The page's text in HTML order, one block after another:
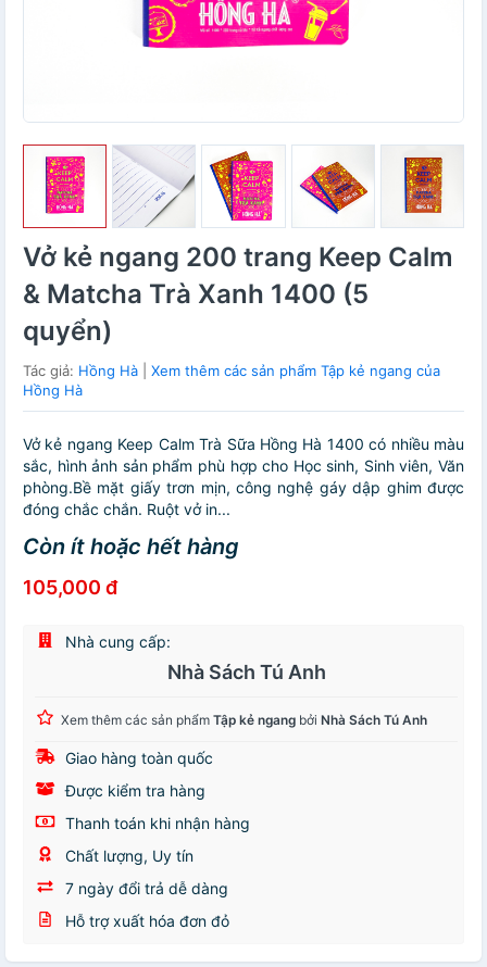
Vở kẻ ngang 200 trang Keep Calm
& Matcha Trà Xanh 1400 (5
quyển)
Tác giả: Hồng Hà
Xem thêm các sản phẩm Tập kẻ ngang của
Hồng Hà
Vở kẻ ngang Keep Calm Trà Sữa Hồng Hà 1400 có nhiều màu
sắc, hình ảnh sản phẩm phù hợp cho Học sinh, Sinh viên, Văn
phòng.Bề mặt giấy trơn mịn, công nghệ gáy dập ghim được
đóng chắc chắn. Ruột vở in...
Còn ít hoặc hết hàng
105,000 đ
Nhà cung cấp:
Nhà Sách Tú Anh
Xem thêm các sản phẩm Tập kẻ ngang bởi Nhà Sách Tú Anh
Giao hàng toàn quốc
Được kiểm tra hàng
Thanh toán khi nhận hàng
Chất lượng, Uy tín
7 ngày đổi trả dễ dàng
Hỗ trợ xuất hóa đơn đỏ